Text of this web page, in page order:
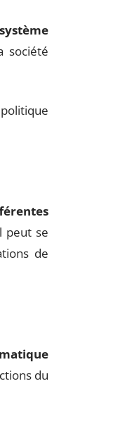
société
peut se
de
du